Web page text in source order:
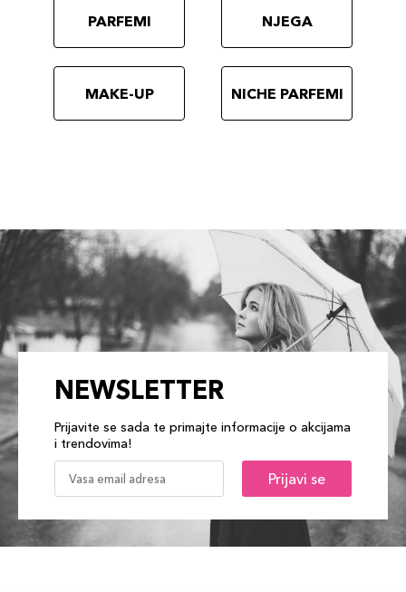
PARFEMI NJEGA
MAKE-UP NICHE PARFEMI
NEWSLETTER
Prijavite se sada te primajte informacije o akcijama
i trendovima!
Prijavi se